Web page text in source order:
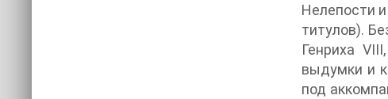
Нелепости
титулов).
Генриха
выдумки и
под